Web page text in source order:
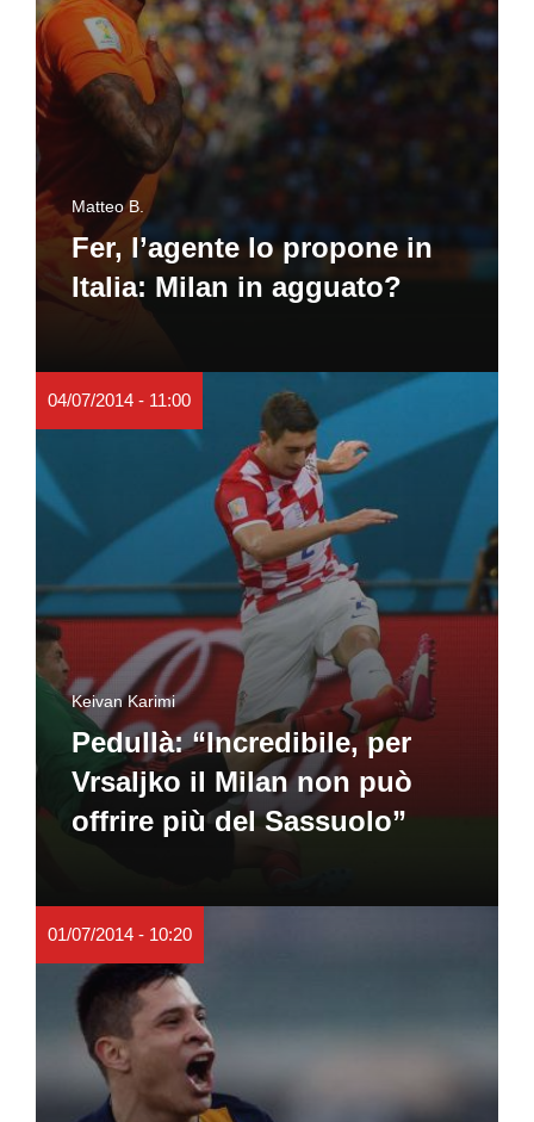
Matteo B.
Fer, l’agente lo propone in
Italia: Milan in agguato?
04/07/2014 - 11:00
Keivan Karimi
Pedullà: “Incredibile, per
Vrsaljko il Milan non può
offrire più del Sassuolo”
01/07/2014 - 10:20